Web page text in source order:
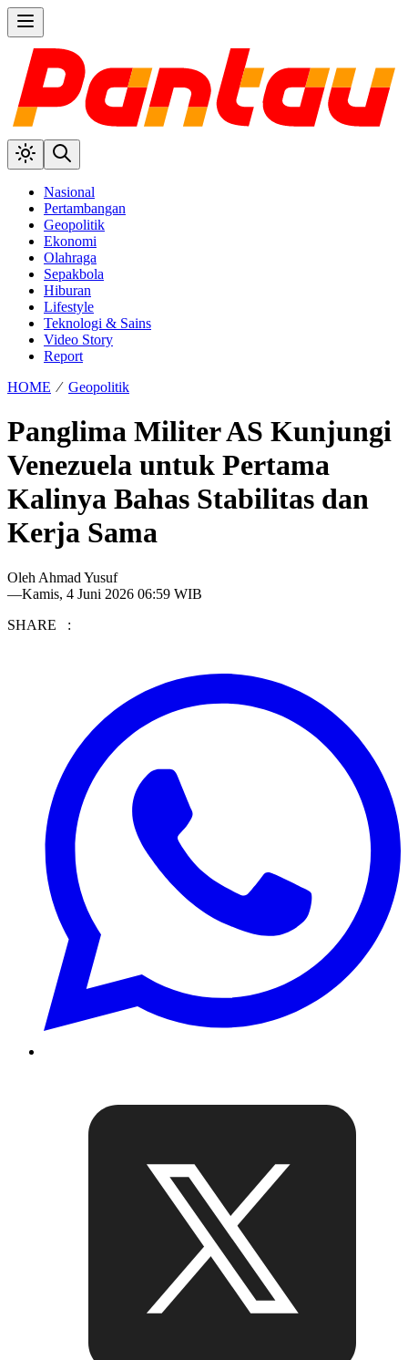
Nasional
Pertambangan
Geopolitik
Ekonomi
Olahraga
Sepakbola
Hiburan
Lifestyle
Teknologi & Sains
Video Story
Report
HOME ⁄ Geopolitik
Panglima Militer AS Kunjungi
Venezuela untuk Pertama
Kalinya Bahas Stabilitas dan
Kerja Sama
Oleh Ahmad Yusuf
—Kamis, 4 Juni 2026 06:59 WIB
SHARE :